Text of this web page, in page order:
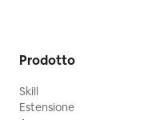
Prodotto
Skill
Estensione